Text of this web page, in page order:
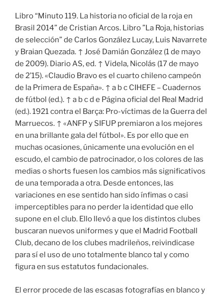
Libro “Minuto 119. La historia no oficial de la roja en
Brasil 2014” de Cristian Arcos. Libro ”La Roja, historias
de selección” de Carlos González Lucay, Luis Navarrete
y Braian Quezada. ↑ José Damián González (1 de mayo
de 2009). Diario AS, ed. ↑ Videla, Nicolás (17 de mayo
de 2’15). «Claudio Bravo es el cuarto chileno campeón
de la Primera de España». ↑ a b c CIHEFE – Cuadernos
de fútbol (ed.). ↑ a b c d e Página oficial del Real Madrid
(ed.). 1921 contra el Barça: Pro-víctimas de la Guerra del
Marruecos. ↑ «ANFP y SIFUP premiaron a los mejores
en una brillante gala del fútbol». Es por ello que en
muchas ocasiones, únicamente una evolución en el
escudo, el cambio de patrocinador, o los colores de las
medias o shorts fuesen los cambios más significativos
de una temporada a otra. Desde entonces, las
variaciones en ese sentido han sido ínfimas o casi
imperceptibles para no perder la identidad que ello
supone en el club. Ello llevó a que los distintos clubes
buscaran nuevos uniformes y que el Madrid Football
Club, decano de los clubes madrileños, reivindicase
para sí el uso de uno totalmente blanco tal y como
figura en sus estatutos fundacionales.
El error procede de las escasas fotografías en blanco y